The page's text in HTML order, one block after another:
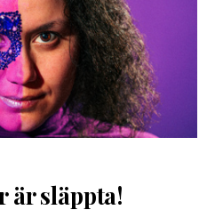
är släppta!